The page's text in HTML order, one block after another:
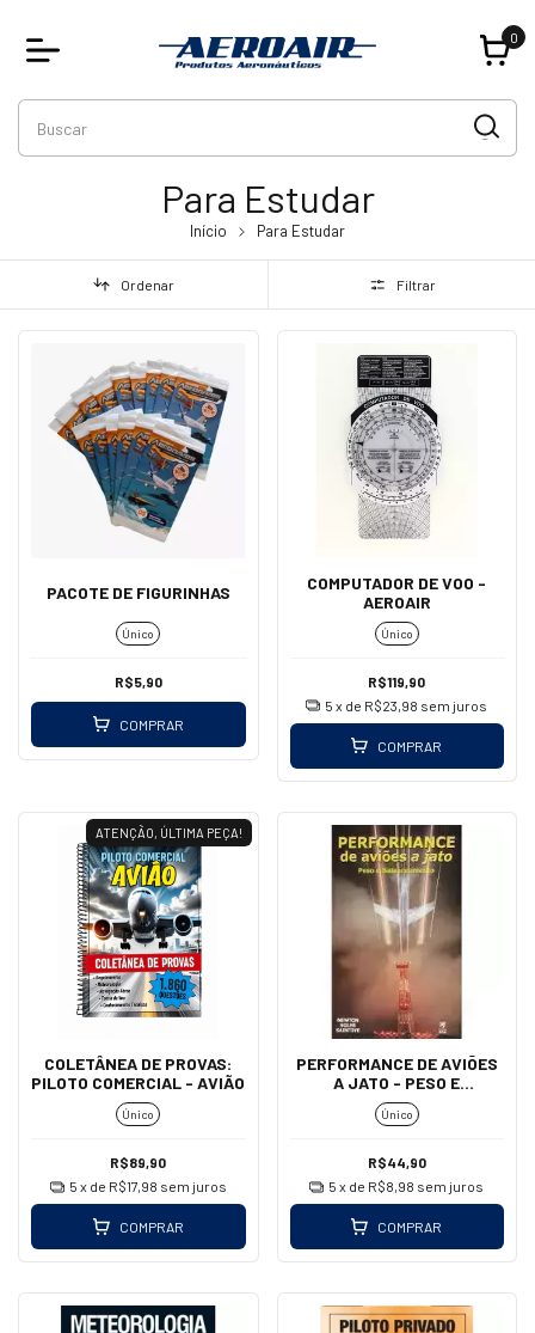
0
Para Estudar
Início Para Estudar
Ordenar Filtrar
PACOTE DE FIGURINHAS
Único
R$5,90
COMPRAR
COMPUTADOR DE VOO -
AEROAIR
Único
R$119,90
5 x de R$23,98 sem juros
COMPRAR
ATENÇÃO, ÚLTIMA PEÇA!
COLETÂNEA DE PROVAS:
PILOTO COMERCIAL - AVIÃO
Único
R$89,90
5 x de R$17,98 sem juros
COMPRAR
PERFORMANCE DE AVIÕES
A JATO - PESO E
BALANCEAMENTO
Único
R$44,90
5 x de R$8,98 sem juros
COMPRAR